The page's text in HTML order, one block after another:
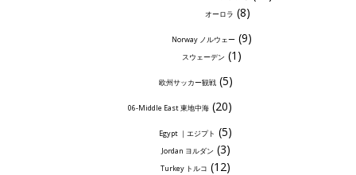
オーロラ (8)
Norway ノルウェー(9)
スウェーデン (1)
欧州サッカー観戦(5)
06-Middle East 東地中海(20)
Egypt ｜エジプト (5)
Jordan ヨルダン (3)
Turkey トルコ (12)